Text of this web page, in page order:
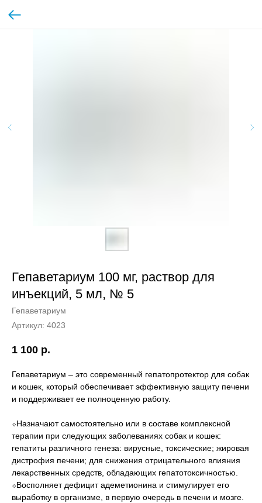
Гепаветариум 100 мг, раствор для
инъекций, 5 мл, № 5
Гепаветариум
Артикул: 4023
1 100 р.
Гепаветариум – это современный гепатопротектор для собак
и кошек, который обеспечивает эффективную защиту печени
и поддерживает ее полноценную работу.
⬦Назначают самостоятельно или в составе комплексной
терапии при следующих заболеваниях собак и кошек:
гепатиты различного генеза: вирусные, токсические; жировая
дистрофия печени; для снижения отрицательного влияния
лекарственных средств, обладающих гепатотоксичностью.
⬦Восполняет дефицит адеметионина и стимулирует его
выработку в организме, в первую очередь в печени и мозге.